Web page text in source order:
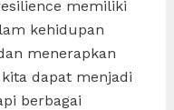
memiliki
kehidupan
menerapkan
dapat menjadi
berbagai